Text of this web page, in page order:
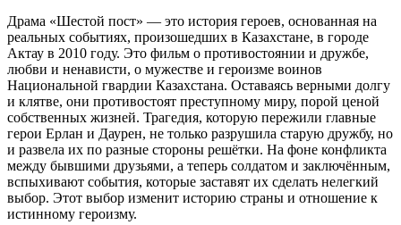
Драма «Шестой пост» — это история героев, основанная на
реальных событиях, произошедших в Казахстане, в городе
Актау в 2010 году. Это фильм о противостоянии и дружбе,
любви и ненависти, о мужестве и героизме воинов
Национальной гвардии Казахстана. Оставаясь верными долгу
и клятве, они противостоят преступному миру, порой ценой
собственных жизней. Трагедия, которую пережили главные
герои Ерлан и Даурен, не только разрушила старую дружбу, но
и развела их по разные стороны решётки. На фоне конфликта
между бывшими друзьями, а теперь солдатом и заключённым,
вспыхивают события, которые заставят их сделать нелегкий
выбор. Этот выбор изменит историю страны и отношение к
истинному героизму.